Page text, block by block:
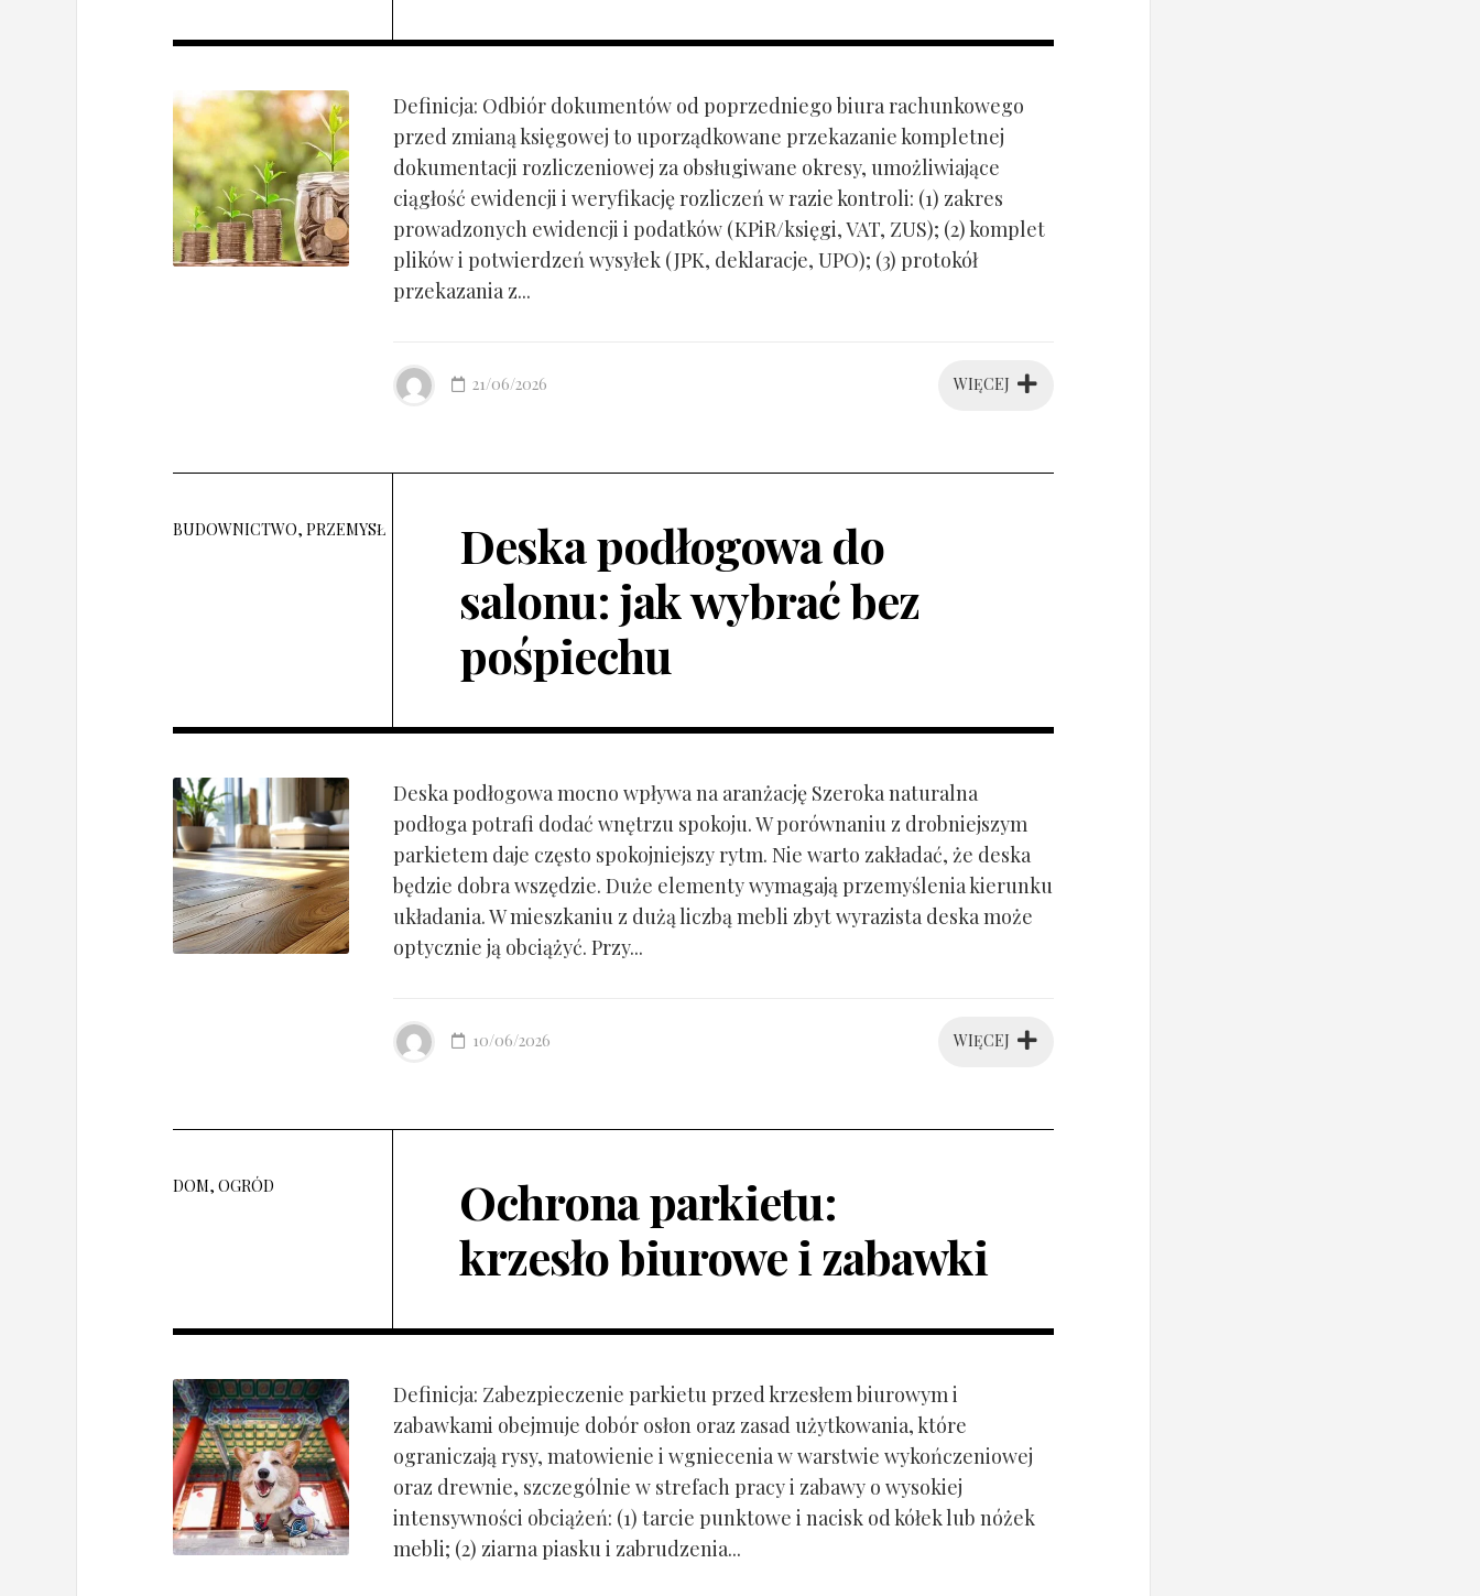
Definicja: Odbiór dokumentów od poprzedniego biura rachunkowego
przed zmianą księgowej to uporządkowane przekazanie kompletnej
dokumentacji rozliczeniowej za obsługiwane okresy, umożliwiające
ciągłość ewidencji i weryfikację rozliczeń w razie kontroli: (1) zakres
prowadzonych ewidencji i podatków (KPiR/księgi, VAT, ZUS); (2) komplet
plików i potwierdzeń wysyłek (JPK, deklaracje, UPO); (3) protokół
przekazania z...
WIĘCEJ
21/06/2026
BUDOWNICTWO, PRZEMYSŁ
Deska podłogowa do
salonu: jak wybrać bez
pośpiechu
Deska podłogowa mocno wpływa na aranżację Szeroka naturalna
podłoga potrafi dodać wnętrzu spokoju. W porównaniu z drobniejszym
parkietem daje często spokojniejszy rytm. Nie warto zakładać, że deska
będzie dobra wszędzie. Duże elementy wymagają przemyślenia kierunku
układania. W mieszkaniu z dużą liczbą mebli zbyt wyrazista deska może
optycznie ją obciążyć. Przy...
WIĘCEJ
10/06/2026
DOM, OGRÓD
Ochrona parkietu:
krzesło biurowe i zabawki
Definicja: Zabezpieczenie parkietu przed krzesłem biurowym i
zabawkami obejmuje dobór osłon oraz zasad użytkowania, które
ograniczają rysy, matowienie i wgniecenia w warstwie wykończeniowej
oraz drewnie, szczególnie w strefach pracy i zabawy o wysokiej
intensywności obciążeń: (1) tarcie punktowe i nacisk od kółek lub nóżek
mebli; (2) ziarna piasku i zabrudzenia...